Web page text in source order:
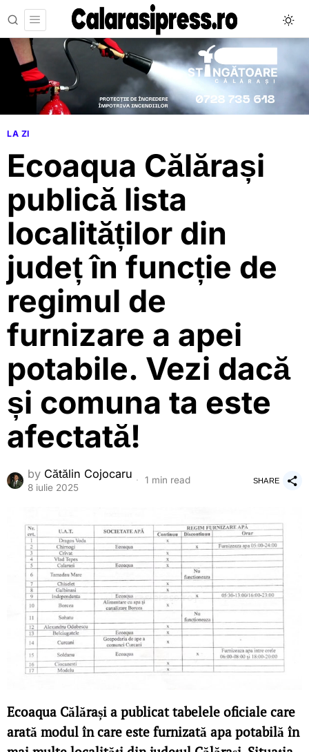
LA ZI
Ecoaqua Călărași
publică lista
localităților din
județ în funcție de
regimul de
furnizare a apei
potabile. Vezi dacă
și comuna ta este
afectată!
by Cătălin Cojocaru
8 iulie 2025
1 min read SHARE
Ecoaqua Călărași a publicat tabelele oficiale care
arată modul în care este furnizată apa potabilă în